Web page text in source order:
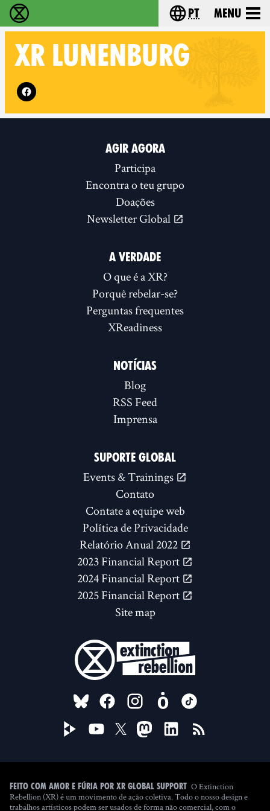
Extinction Rebellion - Home Choose your
pt Menu
XR LUNENBURG
Follow XR Lunenburg on
AGIR AGORA
Participa
Encontra o teu grupo
Doações
Newsletter Global
A VERDADE
O que é a XR?
Porquê rebelar-se?
Perguntas frequentes
XReadiness
NOTÍCIAS
Blog
RSS Feed
Imprensa
SUPORTE GLOBAL
Events & Trainings
Contato
Contate a equipe web
Política de Privacidade
Relatório Anual 2022
2023 Financial Report
2024 Financial Report
2025 Financial Report
Site map
FOLLOW US ON
Feito com amor e fúria por XR Global Support O Extinction
Rebellion (XR) é um movimento de ação coletiva. Todo o nosso design e
trabalhos artísticos podem ser usados de forma não comercial, com o